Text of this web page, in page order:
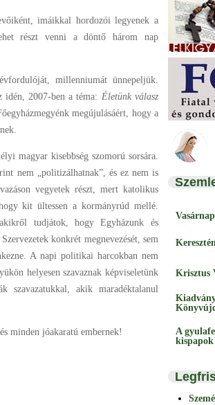
imáikkal hordozói legyenek a
részt venni a döntő három nap
millenniumát ünnepeljük.
2007-ben a téma: Életünk válasz
megújulásáért, hogy a
magyar kisebbség szomorú sorsára.
nem „politizálhatnak”, és ez nem is
vegyetek részt, mert katolikus
kit ültessen a kormányrúd mellé.
tudjátok, hogy Egyházunk és
konkrét megnevezését, sem
A napi politikai harcokban nem
helyesen szavaznak képviseletünk
szavazatukkal, akik maradéktalanul
minden jóakaratú embernek!
Krisztus
A